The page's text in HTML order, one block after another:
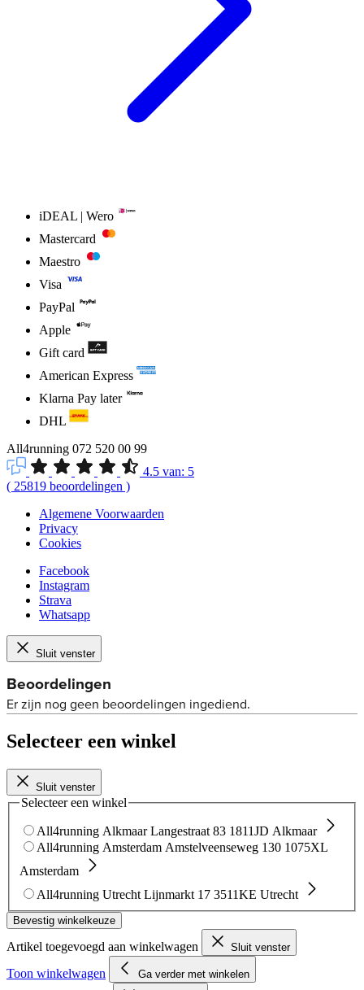
iDEAL | Wero
Mastercard
Maestro
Visa
PayPal
Apple
Gift card
American Express
Klarna Pay later
DHL
All4running 072 520 00 99
4.5 van: 5
( 25819 beoordelingen )
Algemene Voorwaarden
Privacy
Cookies
Facebook
Instagram
Strava
Whatsapp
Sluit venster
Selecteer een winkel
Sluit venster
Selecteer een winkel
All4running Alkmaar Langestraat 83 1811JD Alkmaar
All4running Amsterdam Amstelveenseweg 130 1075XL
Amsterdam
All4running Utrecht Lijnmarkt 17 3511KE Utrecht
Bevestig winkelkeuze
Artikel toegevoegd aan winkelwagen Sluit venster
Toon winkelwagen Ga verder met winkelen